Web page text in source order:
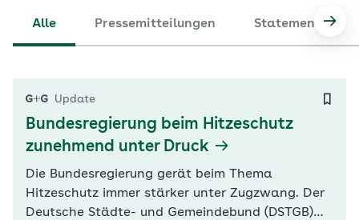
Alle Pressemitteilungen Statements
Update
Bundesregierung beim Hitzeschutz
zunehmend unter Druck
Die Bundesregierung gerät beim Thema
Hitzeschutz immer stärker unter Zugzwang. Der
Deutsche Städte- und Gemeindebund (DSTGB)